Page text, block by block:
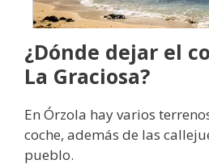
¿Dónde dejar el
La Graciosa?
En Órzola hay varios
coche, además de las
pueblo.